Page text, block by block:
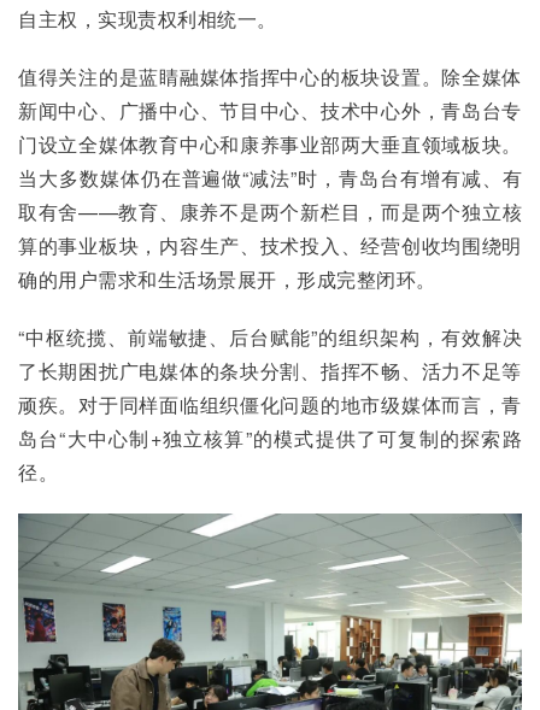
自主权，实现责权利相统一。
值得关注的是蓝睛融媒体指挥中心的板块设置。除全媒体
新闻中心、广播中心、节目中心、技术中心外，青岛台专
门设立全媒体教育中心和康养事业部两大垂直领域板块。
当大多数媒体仍在普遍做“减法”时，青岛台有增有减、有
取有舍——教育、康养不是两个新栏目，而是两个独立核
算的事业板块，内容生产、技术投入、经营创收均围绕明
确的用户需求和生活场景展开，形成完整闭环。
“中枢统揽、前端敏捷、后台赋能”的组织架构，有效解决
了长期困扰广电媒体的条块分割、指挥不畅、活力不足等
顽疾。对于同样面临组织僵化问题的地市级媒体而言，青
岛台“大中心制+独立核算”的模式提供了可复制的探索路
径。